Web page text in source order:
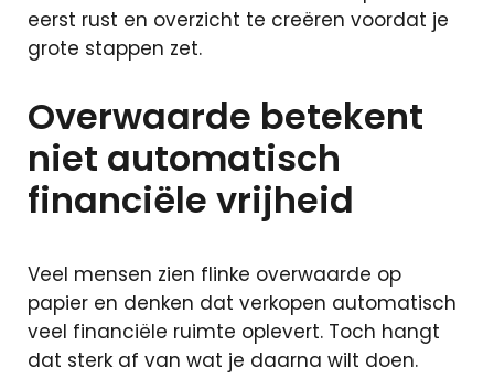
eerst rust en overzicht te creëren voordat je
grote stappen zet.
Overwaarde betekent
niet automatisch
financiële vrijheid
Veel mensen zien flinke overwaarde op
papier en denken dat verkopen automatisch
veel financiële ruimte oplevert. Toch hangt
dat sterk af van wat je daarna wilt doen.